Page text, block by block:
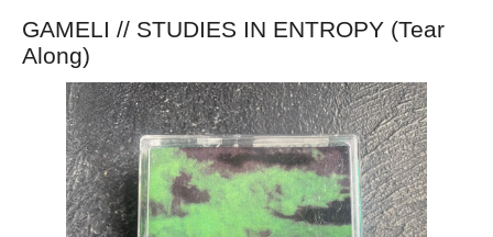
GAMELI // STUDIES IN ENTROPY (Tear
Along)